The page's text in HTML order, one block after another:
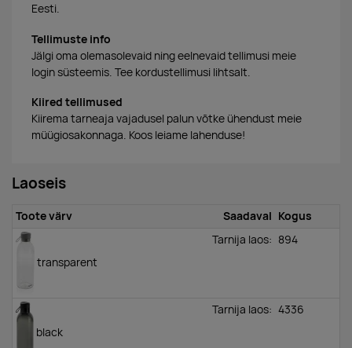
Eesti.
Tellimuste info
Jälgi oma olemasolevaid ning eelnevaid tellimusi meie
login süsteemis. Tee kordustellimusi lihtsalt.
Kiired tellimused
Kiirema tarneaja vajadusel palun võtke ühendust meie
müügiosakonnaga. Koos leiame lahenduse!
Laoseis
Toote värv Saadaval Kogus
transparent
Tarnija laos: 894
black
Tarnija laos: 4336